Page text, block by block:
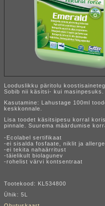
Looduslikku päritolu
Sobib nii käsitsi- kui masinpesuks.
Kasutamine: Lahustage 100ml
keskkonnale.
Lisa toodet käsitsipesu korral
pinnale. Suurema määrdumise
-Ecolabel sertifikaat
-ei sisalda fosfaate, niklit ja
-ei tekita nahaärritust
-täielikult biolagunev
-rohelist värvi kontsentraat
Tootekood: KL534800
Ühik: 5L